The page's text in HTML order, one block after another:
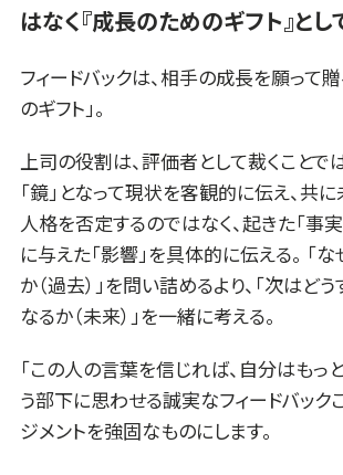
はなく『成長のためのギフト』とし
フィードバックは、相手の成長を願って
のギフト」。
上司の役割は、評価者として裁くことで
「鏡」となって現状を客観的に伝え、共に
人格を否定するのではなく、起きた「事
に与えた「影響」を具体的に伝える。 「
か（過去）」を問い詰めるより、「次はど
なるか（未来）」を一緒に考える。
「この人の言葉を信じれば、自分はもっ
う部下に思わせる誠実なフィードバック
ジメントを強固なものにします。